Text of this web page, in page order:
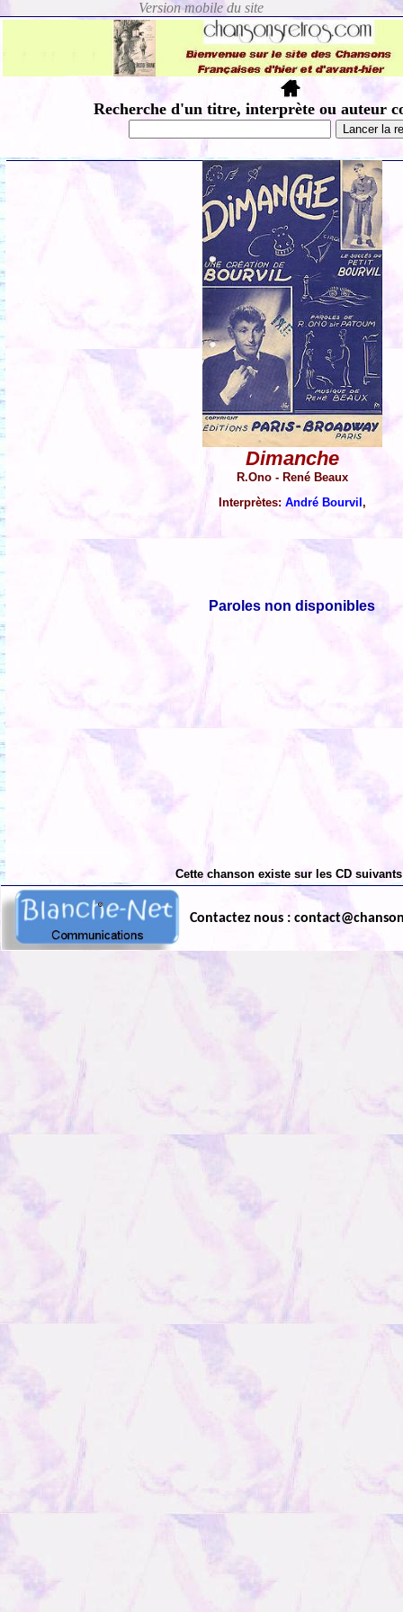
Recherche d'un titre, interprète ou auteur
Dimanche
R.Ono - René Beaux
Interprètes: André Bourvil,
Paroles non disponibles
Cette chanson existe sur les CD
Contactez nous :